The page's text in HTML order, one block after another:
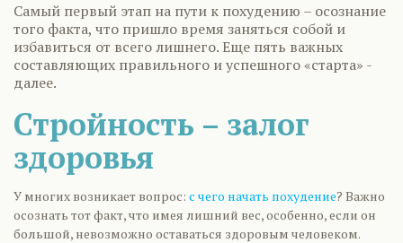
Самый первый этап на пути к похудению – осознание
того факта, что пришло время заняться собой и
избавиться от всего лишнего. Еще пять важных
составляющих правильного и успешного «старта» -
далее.
Стройность – залог
здоровья
У многих возникает вопрос: с чего начать похудение? Важно
осознать тот факт, что имея лишний вес, особенно, если он
большой, невозможно оставаться здоровым человеком.